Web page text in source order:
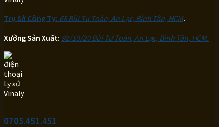
Trụ Sở Công Ty: 68 Bùi Tư Toàn, An Lạc, Bình Tân, HCM.
Xưởng Sản Xuất: 92/10/20 Bùi Tư Toàn, An Lạc, Bình Tân, HCM.
0705.451.451